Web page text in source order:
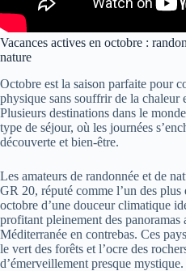
Vacances actives en octobre :
nature
Octobre est la saison parfaite pour
physique sans souffrir de la chaleur
Plusieurs destinations dans le
type de séjour, où les journées
découverte et bien-être.
Les amateurs de randonnée et de
GR 20, réputé comme l’un des
octobre d’une douceur climatique
profitant pleinement des panoramas
Méditerranée en contrebas. Ces
le vert des forêts et l’ocre des
d’émerveillement presque mystique.